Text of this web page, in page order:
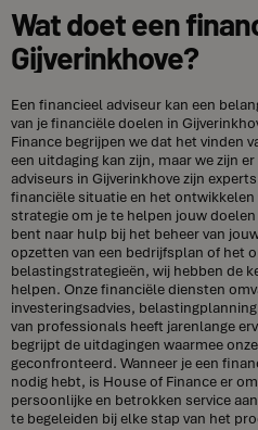
Wat doet een
Gijverinkhove?
Een financieel adviseur kan een
van je financiële doelen in
Finance begrijpen we dat het vinden
een uitdaging kan zijn, maar we zijn
adviseurs in Gijverinkhove zijn
financiële situatie en het ontwikkelen
strategie om je te helpen jouw
bent naar hulp bij het beheer van
opzetten van een bedrijfsplan of het
belastingstrategieën, wij hebben de
helpen. Onze financiële diensten
investeringsadvies,
van professionals heeft jarenlange
begrijpt de uitdagingen waarmee
geconfronteerd. Wanneer je een
nodig hebt, is House of Finance er
persoonlijke en betrokken service
te begeleiden bij elke stap van het